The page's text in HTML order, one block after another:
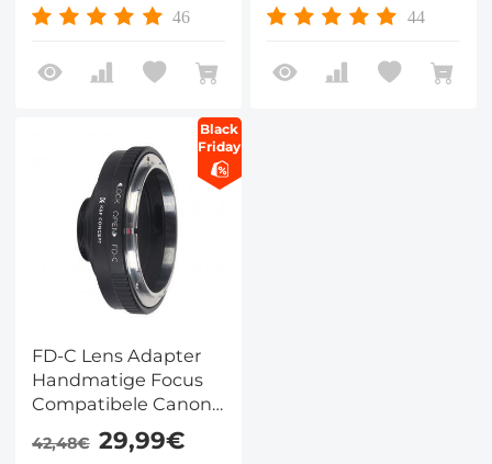
voor Pentax Q
46
Lichaam
44
Black
Friday
FD-C Lens Adapter
Handmatige Focus
Compatibele Canon
FD Lenzen voor C
Camera Lichaam
42,48€ 29,99€